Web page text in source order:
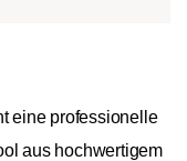
eine professionelle
aus hochwertigem